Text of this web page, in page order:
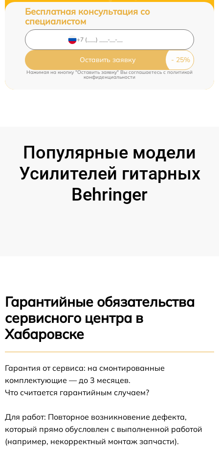
Бесплатная консультация со
специалистом
Оставить заявку
Нажимая на кнопку "Оставить заявку" Вы соглашаетесь cполитикой
конфиденциальности
Популярные модели
Усилителей гитарных
Behringer
Гарантийные обязательства
сервисного центра в
Хабаровске
Гарантия от сервиса: на смонтированные
комплектующие — до 3 месяцев.
Что считается гарантийным случаем?
Для работ: Повторное возникновение дефекта,
который прямо обусловлен с выполненной работой
(например, некорректный монтаж запчасти).